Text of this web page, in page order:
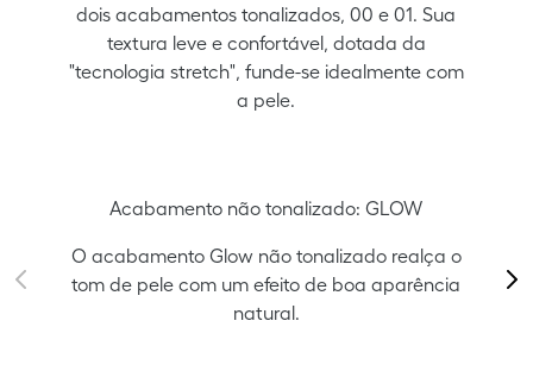
dois acabamentos tonalizados, 00 e 01. Sua
textura leve e confortável, dotada da
"tecnologia stretch", funde-se idealmente com
a pele.
Acabamento não tonalizado: GLOW
O acabamento Glow não tonalizado realça o
tom de pele com um efeito de boa aparência
natural.